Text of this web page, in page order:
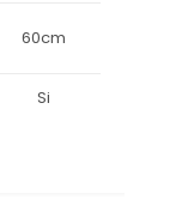
60cm
Si